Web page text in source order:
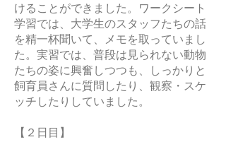
けることができました。ワークシート
学習では、大学生のスタッフたちの話
を精一杯聞いて、メモを取っていまし
た。実習では、普段は見られない動物
たちの姿に興奮しつつも、しっかりと
飼育員さんに質問したり、観察・スケ
ッチしたりしていました。
【２日目】